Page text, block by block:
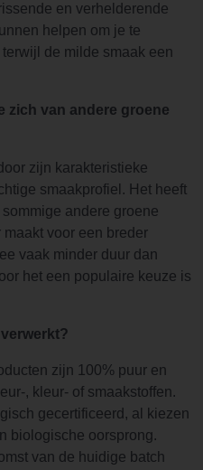
en verhelderende
helpen om je te
de milde smaak een
zich van andere groene
zijn karakteristieke
smaakprofiel. Het heeft
andere groene
voor een breder
vaak minder duur dan
het een populaire keuze is
zijn 100% puur en
, kleur- of smaakstoffen.
gecertificeerd, al kiezen
biologische oorsprong.
van de huidige batch